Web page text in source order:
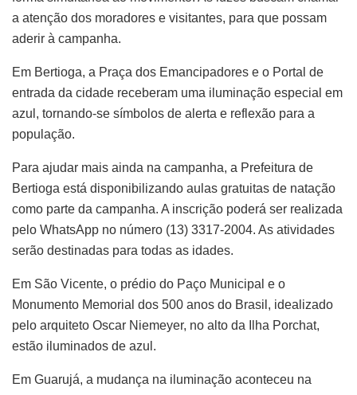
a atenção dos moradores e visitantes, para que possam
aderir à campanha.
Em Bertioga, a Praça dos Emancipadores e o Portal de
entrada da cidade receberam uma iluminação especial em
azul, tornando-se símbolos de alerta e reflexão para a
população.
Para ajudar mais ainda na campanha, a Prefeitura de
Bertioga está disponibilizando aulas gratuitas de natação
como parte da campanha. A inscrição poderá ser realizada
pelo WhatsApp no número (13) 3317-2004. As atividades
serão destinadas para todas as idades.
Em São Vicente, o prédio do Paço Municipal e o
Monumento Memorial dos 500 anos do Brasil, idealizado
pelo arquiteto Oscar Niemeyer, no alto da Ilha Porchat,
estão iluminados de azul.
Em Guarujá, a mudança na iluminação aconteceu na